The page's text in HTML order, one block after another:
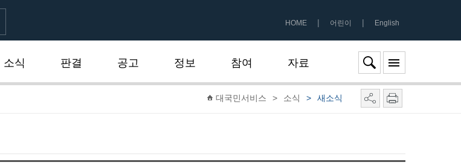
HOME | 어린이 | English
소식 판결 공고 정보 참여 자료
대국민서비스 > 소식 > 새소식